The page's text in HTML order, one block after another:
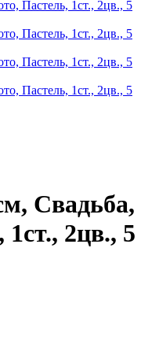
Свадьба,
2цв., 5